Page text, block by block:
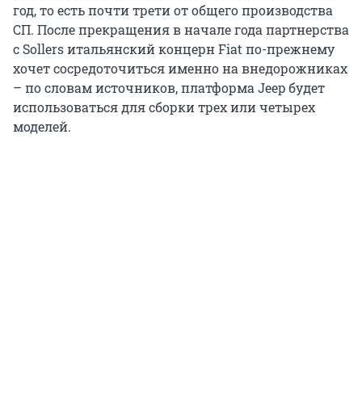
год, то есть почти трети от общего производства
СП. После прекращения в начале года партнерства
с Sollers итальянский концерн Fiat по-прежнему
хочет сосредоточиться именно на внедорожниках
– по словам источников, платформа Jeep будет
использоваться для сборки трех или четырех
моделей.